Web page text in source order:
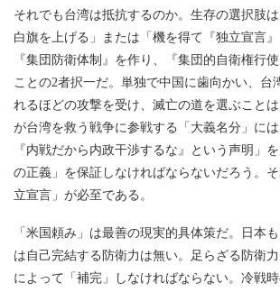
それでも台湾は抵抗するのか。生存の選択肢
白旗を上げる」または「機を得て『独立宣言
『集団防衛体制』を作り、『集団的自衛権行
ことの2者択一だ。単独で中国に歯向かい、台
れるほどの攻撃を受け、滅亡の道を選ぶこと
が台湾を救う戦争に参戦する「大義名分」に
『内戦だから内政干渉するな』という声明」
の正義」を保証しなければならないだろう。
立宣言」が必至である。
「米国頼み」は最善の現実的具体策だ。日本
は自己完結する防衛力は無い。足らざる防衛
によって「補完」しなければならない。冷戦